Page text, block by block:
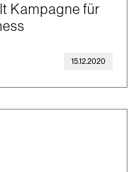
Kampagne für
15.12.2020